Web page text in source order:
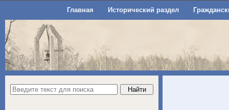
Главная Исторический раздел